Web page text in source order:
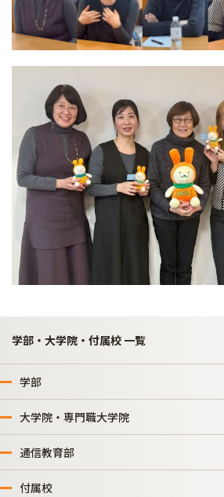
学部・大学院・付属校 一覧
学部
大学院・専門職大学院
通信教育部
付属校